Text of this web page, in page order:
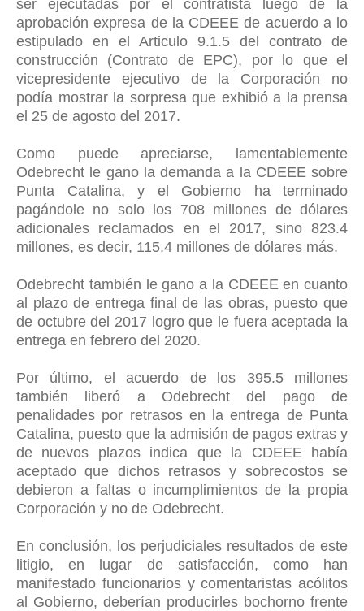
ser ejecutadas por el contratista luego de la
aprobación expresa de la CDEEE de acuerdo a lo
estipulado en el Articulo 9.1.5 del contrato de
construcción (Contrato de EPC), por lo que el
vicepresidente ejecutivo de la Corporación no
podía mostrar la sorpresa que exhibió a la prensa
el 25 de agosto del 2017.
Como puede apreciarse, lamentablemente
Odebrecht le gano la demanda a la CDEEE sobre
Punta Catalina, y el Gobierno ha terminado
pagándole no solo los 708 millones de dólares
adicionales reclamados en el 2017, sino 823.4
millones, es decir, 115.4 millones de dólares más.
Odebrecht también le gano a la CDEEE en cuanto
al plazo de entrega final de las obras, puesto que
de octubre del 2017 logro que le fuera aceptada la
entrega en febrero del 2020.
Por último, el acuerdo de los 395.5 millones
también liberó a Odebrecht del pago de
penalidades por retrasos en la entrega de Punta
Catalina, puesto que la admisión de pagos extras y
de nuevos plazos indica que la CDEEE había
aceptado que dichos retrasos y sobrecostos se
debieron a faltas o incumplimientos de la propia
Corporación y no de Odebrecht.
En conclusión, los perjudiciales resultados de este
litigio, en lugar de satisfacción, como han
manifestado funcionarios y comentaristas acólitos
al Gobierno, deberían producirles bochorno frente